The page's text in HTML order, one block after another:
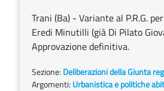
Trani (Ba) - Variante al P.R.G.
Eredi Minutilli (già Di Pilato
Approvazione definitiva.
Sezione: Deliberazioni della Giunta
Argomenti: Urbanistica e politiche